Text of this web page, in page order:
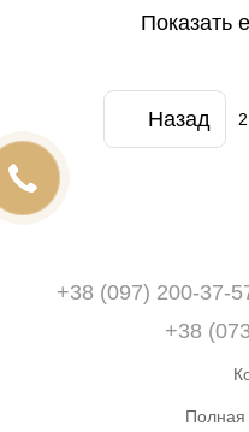
Показать
Назад 2
+38 (097) 200-37-
+38
Полная